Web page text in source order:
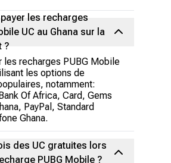
les recharges
UC au Ghana sur la
?
les recharges PUBG Mobile
les options de
notamment:
Of Africa, Card, Gems
PayPal, Standard
Ghana.
des UC gratuites lors
PUBG Mobile ?